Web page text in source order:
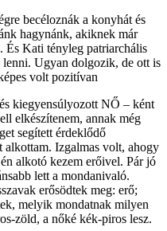
becéloznák a konyhát és
hagynánk, akiknek már
És Kati tényleg patriarchális
Ugyan dolgozik, de ott is
volt pozitívan
kiegyensúlyozott NŐ – ként
elkészítenem, annak még
segített érdeklődő
Izgalmas volt, ahogy
alkotó kezem erőivel. Pár jó
lett a mondanivaló.
erősödtek meg: erő;
melyik mondatnak milyen
zöld, a nőké kék-piros lesz.